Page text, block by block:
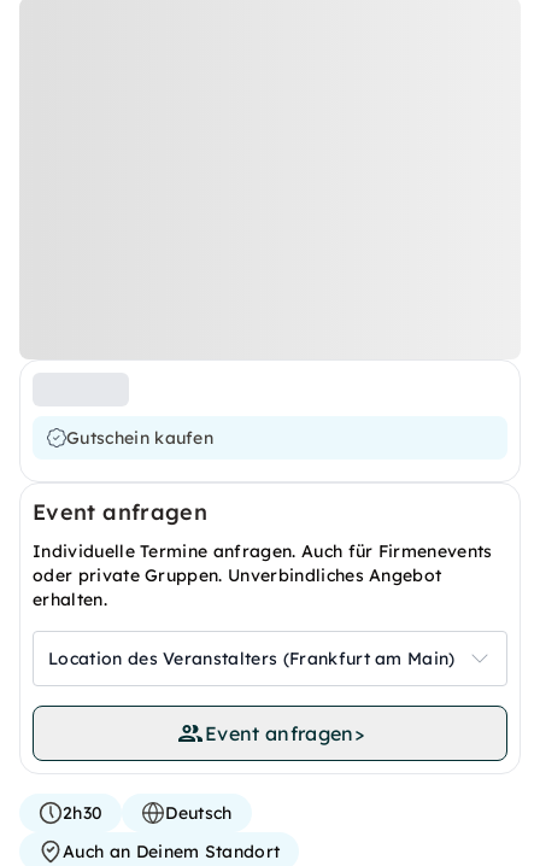
Gutschein kaufen
Event anfragen
Individuelle Termine anfragen. Auch für Firmenevents
oder private Gruppen. Unverbindliches Angebot
erhalten.
Location des Veranstalters (Frankfurt am Main)
Event anfragen>
2h30
Deutsch
Auch an Deinem Standort